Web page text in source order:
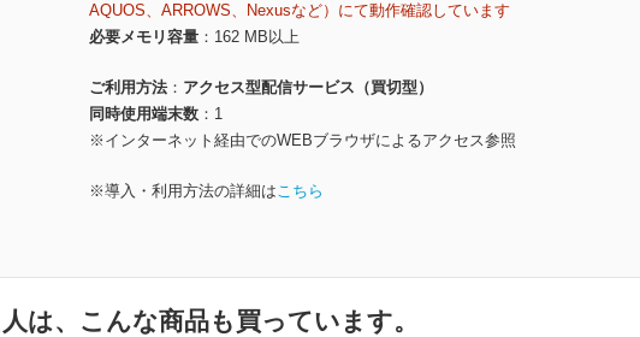
AQUOS、ARROWS、Nexusなど）にて動作確認しています
必要メモリ容量
162 MB以上
ご利用方法
アクセス型配信サービス（買切型）
同時使用端末数
1
※インターネット経由でのWEBブラウザによるアクセス参照
※導入・利用方法の詳細はこちら
は、こんな商品も買っています。